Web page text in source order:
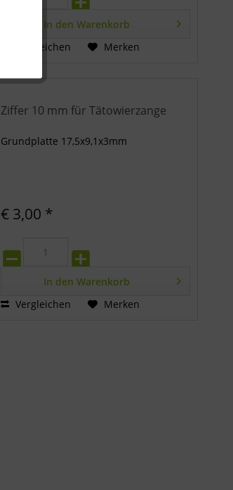
In den Warenkorb
Vergleichen
Merken
Ziffer 10 mm für Tätowierzange
Grundplatte 17,5x9,1x3mm
€ 3,00 *
In den Warenkorb
Vergleichen
Merken